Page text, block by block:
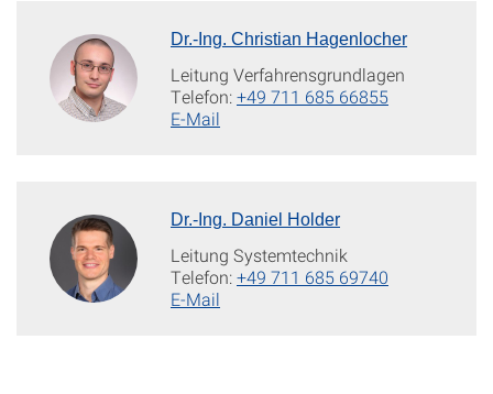
Dr.-Ing. Christian Hagenlocher
Leitung Verfahrensgrundlagen
Telefon:+49 711 685 66855
E-Mail
Dr.-Ing. Daniel Holder
Leitung Systemtechnik
Telefon:+49 711 685 69740
E-Mail